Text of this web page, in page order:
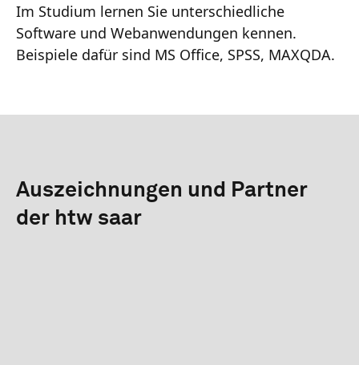
Im Studium lernen Sie unterschiedliche
Software und Webanwendungen kennen.
Beispiele dafür sind MS Office, SPSS, MAXQDA.
Auszeichnungen und Partner
der htw saar